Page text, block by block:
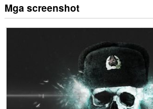
Mga screenshot